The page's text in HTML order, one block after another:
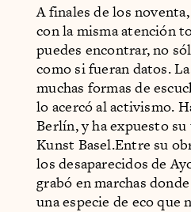
A finales de los
con la misma atención
puedes encontrar, no
como si fueran datos.
muchas formas de
lo acercó al activismo.
Berlín, y ha expuesto
Kunst Basel.Entre su
los desaparecidos de
grabó en marchas
una especie de eco